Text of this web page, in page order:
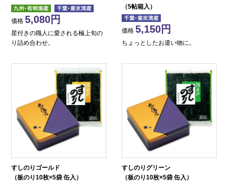
価格 5,080
星付きの職人に愛される極上旬の
り詰め合わせ。
（5帖箱入）
価格 5,150
ちょっとしたお遣い物に。
すしのりゴールド
（板のり10枚×5袋 缶入）
すしのりグリーン
（板のり10枚×5袋 缶入）